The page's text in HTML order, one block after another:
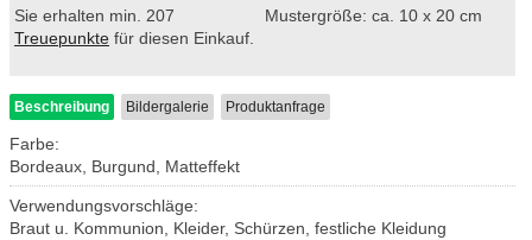
Sie erhalten min. 207
Treuepunkte für diesen Einkauf.
Mustergröße: ca. 10 x 20 cm
Beschreibung Bildergalerie Produktanfrage
Farbe:
Bordeaux, Burgund, Matteffekt
Verwendungsvorschläge:
Braut u. Kommunion, Kleider, Schürzen, festliche Kleidung